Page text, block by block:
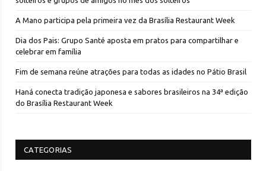
A Mano participa pela primeira vez da Brasília Restaurant Week
Dia dos Pais: Grupo Santé aposta em pratos para compartilhar e
celebrar em família
Fim de semana reúne atrações para todas as idades no Pátio Brasil
Haná conecta tradição japonesa e sabores brasileiros na 34ª edição
do Brasília Restaurant Week
CATEGORIAS